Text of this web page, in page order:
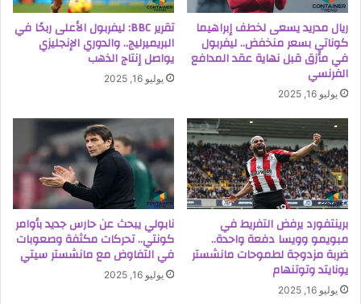
ريال مدريد يسعى لخطف إبراهيما
كوناتي بسعر منخفض.. ليفربول
في مأزق قبل نهاية عقد المدافع
الفرنسي
يوليو 16, 2025
تقرير BBC: ليفربول الأعلى ربحًا في
البريميرليج.. والدوري الإنجليزي
يواصل إنتاج الذهب
يوليو 16, 2025
برينتفورد يرفض التفريط في
مبويمو وويسا دفعة واحدة..
ضربة مزدوجة لطموحات مانشستر
يونايتد وتوتنهام
يوليو 16, 2025
نابولي يبحث عن حارس جديد بأوامر
كونتي.. تحركات مكثفة وصعوبات
في التفاوض مع مانشستر سيتي
يوليو 16, 2025